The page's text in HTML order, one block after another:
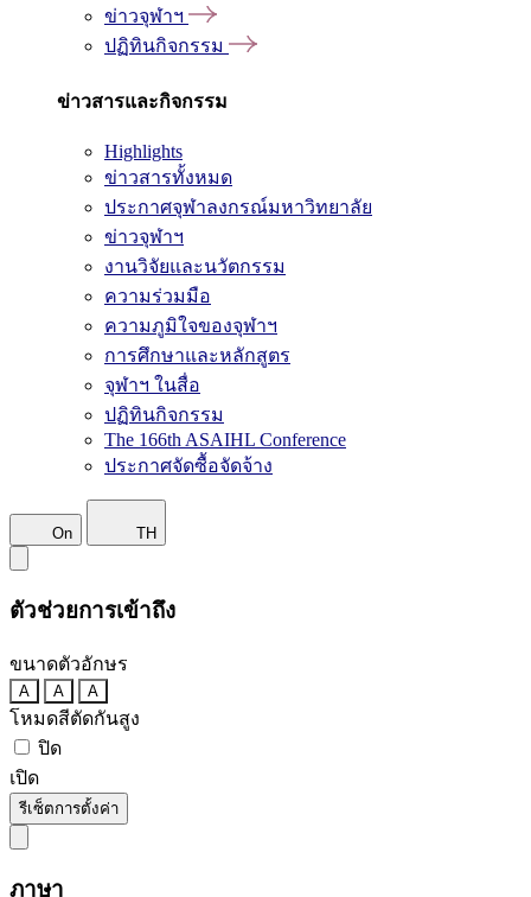
ข่าวจุฬาฯ
ปฏิทินกิจกรรม
ข่าวสารและกิจกรรม
Highlights
ข่าวสารทั้งหมด
ประกาศจุฬาลงกรณ์มหาวิทยาลัย
ข่าวจุฬาฯ
งานวิจัยและนวัตกรรม
ความร่วมมือ
ความภูมิใจของจุฬาฯ
การศึกษาและหลักสูตร
จุฬาฯ ในสื่อ
ปฏิทินกิจกรรม
The 166th ASAIHL Conference
ประกาศจัดซื้อจัดจ้าง
On TH
ตัวช่วยการเข้าถึง
ขนาดตัวอักษร
A A A
โหมดสีตัดกันสูง
ปิด
เปิด
รีเซ็ตการตั้งค่า
ภาษา